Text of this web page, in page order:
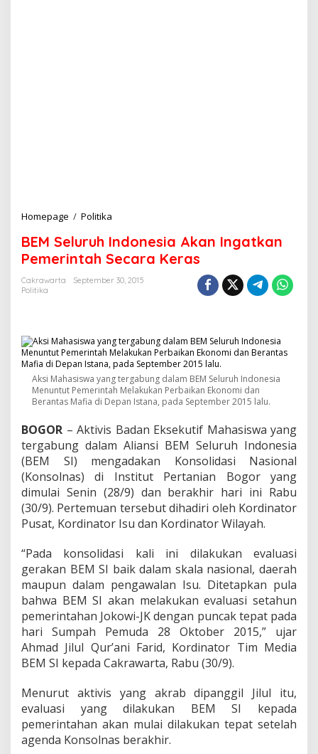
Homepage / Politika
M
S
e
l
I
n
d
o
n
e
a
A
k
a
n
I
n
a
t
k
a
n
P
m
e
r
h
S
BEM Seluruh Indonesia Akan Ingatkan
Pemerintah Secara Keras
Cakrawarta
September 30, 2015
Politika
Aksi Mahasiswa yang tergabung dalam BEM Seluruh Indonesia
Menuntut Pemerintah Melakukan Perbaikan Ekonomi dan
Berantas Mafia di Depan Istana, pada September 2015 lalu.
BOGOR – Aktivis Badan Eksekutif Mahasiswa yang
tergabung dalam Aliansi BEM Seluruh Indonesia
(BEM SI) mengadakan Konsolidasi Nasional
(Konsolnas) di Institut Pertanian Bogor yang
dimulai Senin (28/9) dan berakhir hari ini Rabu
(30/9). Pertemuan tersebut dihadiri oleh Kordinator
Pusat, Kordinator Isu dan Kordinator Wilayah.
“Pada konsolidasi kali ini dilakukan evaluasi
gerakan BEM SI baik dalam skala nasional, daerah
maupun dalam pengawalan Isu. Ditetapkan pula
bahwa BEM SI akan melakukan evaluasi setahun
pemerintahan Jokowi-JK dengan puncak tepat pada
hari Sumpah Pemuda 28 Oktober 2015,” ujar
Ahmad Jilul Qur’ani Farid, Kordinator Tim Media
BEM SI kepada Cakrawarta, Rabu (30/9).
Menurut aktivis yang akrab dipanggil Jilul itu,
evaluasi yang dilakukan BEM SI kepada
pemerintahan akan mulai dilakukan tepat setelah
agenda Konsolnas berakhir.